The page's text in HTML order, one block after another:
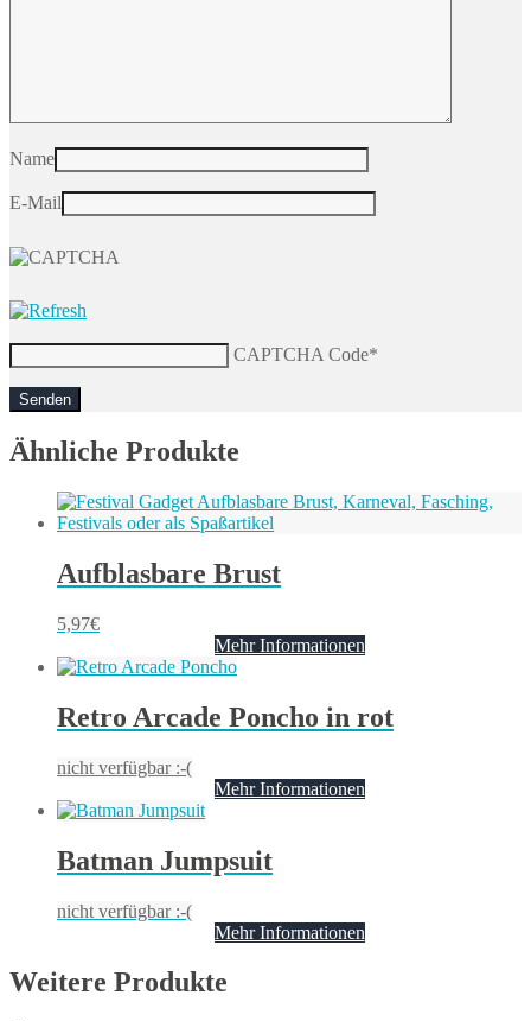
Name
E-Mail
CAPTCHA Code*
Ähnliche Produkte
Aufblasbare Brust
5,97€
Mehr Informationen
Retro Arcade Poncho in rot
nicht verfügbar :-(
Mehr Informationen
Batman Jumpsuit
nicht verfügbar :-(
Mehr Informationen
Weitere Produkte